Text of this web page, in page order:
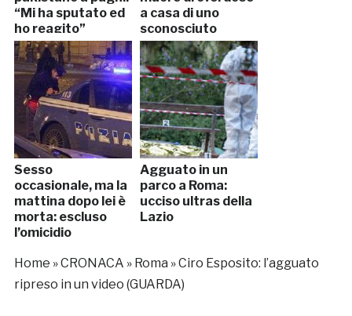
“Mi ha sputato ed
ho reagito”
a casa di uno
sconosciuto
Sesso
occasionale, ma la
mattina dopo lei è
morta: escluso
l’omicidio
Agguato in un
parco a Roma:
ucciso ultras della
Lazio
Home »CRONACA » Roma »Ciro Esposito: l’agguato
ripreso in un video (GUARDA)